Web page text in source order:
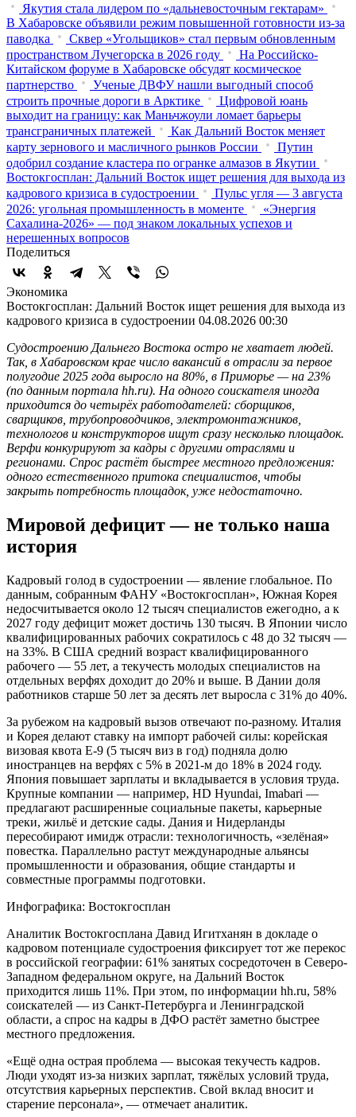
Якутия стала лидером по «дальневосточным гектарам»
В Хабаровске объявили режим повышенной готовности из‑за
паводка
Сквер «Угольщиков» стал первым обновленным
пространством Лучегорска в 2026 году
На Российско-
Китайском форуме в Хабаровске обсудят космическое
партнерство
Ученые ДВФУ нашли выгодный способ
строить прочные дороги в Арктике
Цифровой юань
выходит на границу: как Маньчжоули ломает барьеры
трансграничных платежей
Как Дальний Восток меняет
карту зернового и масличного рынков России
Путин
одобрил создание кластера по огранке алмазов в Якутии
Востокгосплан: Дальний Восток ищет решения для выхода из
кадрового кризиса в судостроении
Пульс угля — 3 августа
2026: угольная промышленность в моменте
«Энергия
Сахалина-2026» — под знаком локальных успехов и
нерешенных вопросов
Поделиться
Экономика
Востокгосплан: Дальний Восток ищет решения для выхода из
кадрового кризиса в судостроении 04.08.2026 00:30
Судостроению Дальнего Востока остро не хватает людей.
Так, в Хабаровском крае число вакансий в отрасли за первое
полугодие 2025 года выросло на 80%, в Приморье — на 23%
(по данным портала hh.ru). На одного соискателя иногда
приходится до четырёх работодателей: сборщиков,
сварщиков, трубопроводчиков, электромонтажников,
технологов и конструкторов ищут сразу несколько площадок.
Верфи конкурируют за кадры с другими отраслями и
регионами. Спрос растёт быстрее местного предложения:
одного естественного притока специалистов, чтобы
закрыть потребность площадок, уже недостаточно.
Мировой дефицит — не только наша
история
Кадровый голод в судостроении — явление глобальное. По
данным, собранным ФАНУ «Востокгосплан», Южная Корея
недосчитывается около 12 тысяч специалистов ежегодно, а к
2027 году дефицит может достичь 130 тысяч. В Японии число
квалифицированных рабочих сократилось с 48 до 32 тысяч —
на 33%. В США средний возраст квалифицированного
рабочего — 55 лет, а текучесть молодых специалистов на
отдельных верфях доходит до 20% и выше. В Дании доля
работников старше 50 лет за десять лет выросла с 31% до 40%.
За рубежом на кадровый вызов отвечают по-разному. Италия
и Корея делают ставку на импорт рабочей силы: корейская
визовая квота E-9 (5 тысяч виз в год) подняла долю
иностранцев на верфях с 5% в 2021-м до 18% в 2024 году.
Япония повышает зарплаты и вкладывается в условия труда.
Крупные компании — например, HD Hyundai, Imabari —
предлагают расширенные социальные пакеты, карьерные
треки, жильё и детские сады. Дания и Нидерланды
пересобирают имидж отрасли: технологичность, «зелёная»
повестка. Параллельно растут международные альянсы
промышленности и образования, общие стандарты и
совместные программы подготовки.
Инфографика: Востокгосплан
Аналитик Востокгосплана Давид Игитханян в докладе о
кадровом потенциале судостроения фиксирует тот же перекос
в российской географии: 61% занятых сосредоточен в Северо-
Западном федеральном округе, на Дальний Восток
приходится лишь 11%. При этом, по информации hh.ru, 58%
соискателей — из Санкт-Петербурга и Ленинградской
области, а спрос на кадры в ДФО растёт заметно быстрее
местного предложения.
«Ещё одна острая проблема — высокая текучесть кадров.
Люди уходят из-за низких зарплат, тяжёлых условий труда,
отсутствия карьерных перспектив. Свой вклад вносит и
старение персонала», — отмечает аналитик.